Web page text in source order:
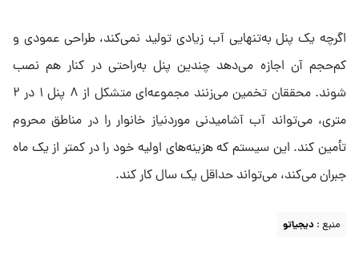
اگرچه یک پنل به‌تنهایی آب زیادی تولید نمی‌کند، طراحی عمودی و
کم‌حجم آن اجازه می‌دهد چندین پنل به‌راحتی در کنار هم نصب
شوند. محققان تخمین می‌زنند مجموعه‌ای متشکل از ۸ پنل ۱ در ۲
متری، می‌تواند آب آشامیدنی موردنیاز خانوار را در مناطق محروم
تأمین کند. این سیستم که هزینه‌های اولیه خود را در کمتر از یک ماه
جبران می‌کند، می‌تواند حداقل یک سال کار کند.
منبع : دیجیاتو